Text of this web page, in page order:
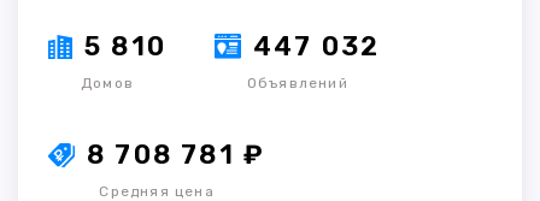
5 810
Домов
447 032
Объявлений
8 708 781 ₽
Средняя цена